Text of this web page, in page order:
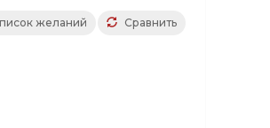
Сравнить
желаний